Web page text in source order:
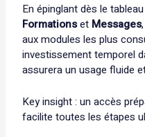
En épinglant dès le
Formationset Messages
aux modules les plus
investissement temporel
assurera un usage fluide
Key insight : un accès
facilite toutes les étapes